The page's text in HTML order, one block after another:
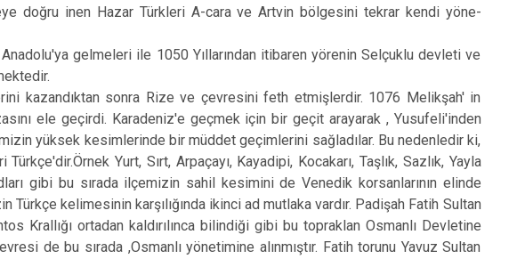
doğru inen Hazar Türkleri A-cara ve Artvin bölgesini tekrar kendi yöne­
gelmeleri ile 1050 Yıl­larından itibaren yörenin Selçuklu devleti ve
sonra Rize ve çevresini feth etmişlerdir. 1076 Melikşah' in
ele geçirdi. Karadeniz'e geçmek için bir geçit arayarak , Yusufeli'inden
yüksek kesimlerinde bir müddet ge­çimlerini sağladılar. Bu nedenledir ki,
Yurt, Sırt, Arpaçayı, Kayadipi, Kocakarı, Taşlık, Sazlık, Yayla
gibi bu sırada ilçemizin sahil kesi­mini de Venedik korsanlarının elinde
kelimesinin karşılığında ikinci ad mutlaka vardır. Padişah Fatih Sultan
Krallığı ortadan kaldırılınca bilindiği gibi bu topraklan Osmanlı Devleti­ne
de bu sırada ,Osmanlı yö­netimine alınmıştır. Fatih torunu Yavuz Sul­tan